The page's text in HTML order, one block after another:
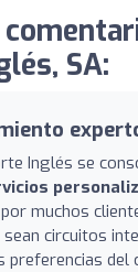
SA:
Inglés se
muchos
sean circuitos
preferencias del